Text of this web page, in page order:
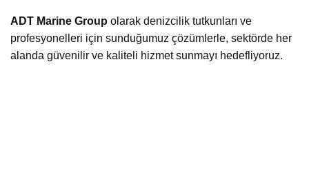
ADT Marine Group olarak denizcilik tutkunları ve
profesyonelleri için sunduğumuz çözümlerle, sektörde her
alanda güvenilir ve kaliteli hizmet sunmayı hedefliyoruz.